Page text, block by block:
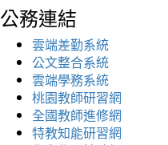
公務連結
雲端差勤系統
公文整合系統
雲端學務系統
桃園教師研習網
全國教師進修網
特教知能研習網